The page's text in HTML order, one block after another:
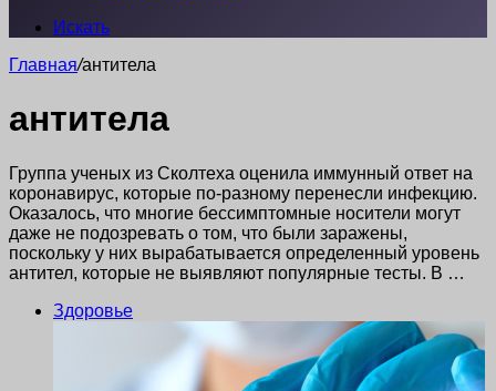
Искать
Главная/антитела
антитела
Группа ученых из Сколтеха оценила иммунный ответ на
коронавирус, которые по-разному перенесли инфекцию.
Оказалось, что многие бессимптомные носители могут
даже не подозревать о том, что были заражены,
поскольку у них вырабатывается определенный уровень
антител, которые не выявляют популярные тесты. В …
Здоровье